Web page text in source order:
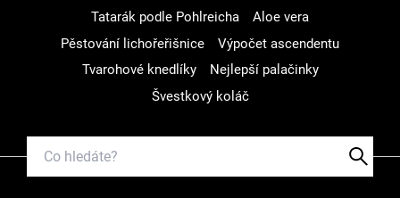
Tatarák podle Pohlreicha
Aloe vera
Pěstování lichořeřišnice
Výpočet ascendentu
Tvarohové knedlíky
Nejlepší palačinky
Švestkový koláč